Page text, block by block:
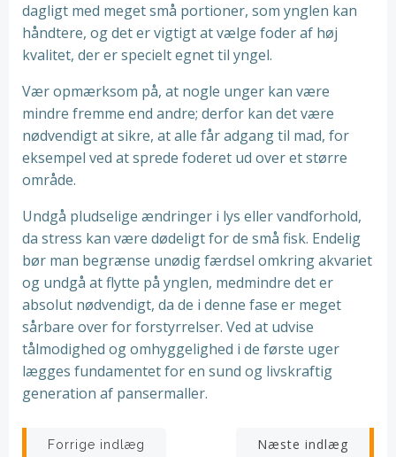
dagligt med meget små portioner, som ynglen kan
håndtere, og det er vigtigt at vælge foder af høj
kvalitet, der er specielt egnet til yngel.
Vær opmærksom på, at nogle unger kan være
mindre fremme end andre; derfor kan det være
nødvendigt at sikre, at alle får adgang til mad, for
eksempel ved at sprede foderet ud over et større
område.
Undgå pludselige ændringer i lys eller vandforhold,
da stress kan være dødeligt for de små fisk. Endelig
bør man begrænse unødig færdsel omkring akvariet
og undgå at flytte på ynglen, medmindre det er
absolut nødvendigt, da de i denne fase er meget
sårbare over for forstyrrelser. Ved at udvise
tålmodighed og omhyggelighed i de første uger
lægges fundamentet for en sund og livskraftig
generation af pansermaller.
Forrige indlæg Næste indlæg